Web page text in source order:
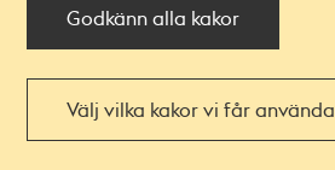
Godkänn alla kakor
Välj vilka kakor vi får använda